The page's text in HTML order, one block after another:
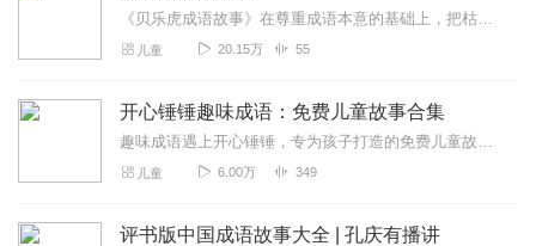
《贝乐虎成语故事》在尊重成语本意的基础上，把枯燥难懂的成语改编成一个个情节丰富、有趣又生动的情景故事。快乐听故事，轻松学成语。让孩子不仅可以在故事中学会成语，还...
儿童 20.15万 55
开心锤锤趣味成语：免费儿童故事合集
趣味成语遇上开心锤锤，专为孩子打造的免费儿童故事来啦！用轻松搞笑的剧情、简单易懂的语言，把成语知识融入精彩小故事中，边听边学、趣味满满，让孩子轻松记住成语、爱上...
儿童 6.00万 349
评书版中国成语故事大全 | 孔庆有播讲